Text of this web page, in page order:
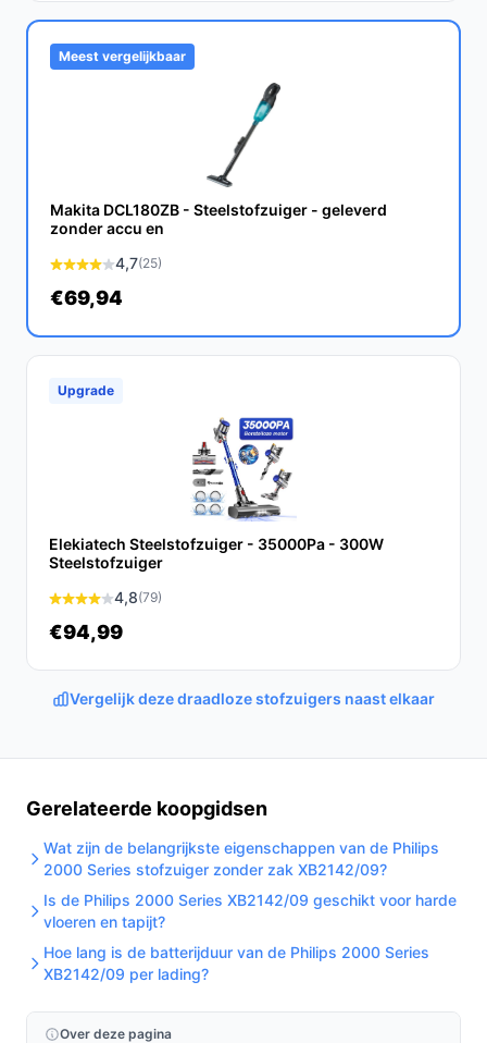
Jazeker! De krachtige zuigkracht en de speciaal
ontworpen borstelkop maken het perfect voor het
verwijderen van dierenharen van alle soorten
Wat zijn de belangrijkste verschillen met andere
De AG4100 onderscheidt zich door zijn krachtige
batterijduur in vergelijking met andere modellen.
Conclusie
De AG4100 Steelstofzuiger Draadloos is een
uitstekende keuze voor iedereen die op zoek is naar
een krachtige en praktische stofzuiger zonder zak.
Dankzij de lange gebruiksduur en gebruiksvriendelijke
functies, tilt deze stofzuiger je schoonmaakroutine naar
Ontdek alle specificaties en vergelijk prijzen op
bestedraadlozestofzuiger.nl. Kies bewust wat perfect
past bij jouw behoeften!
Meest vergelijkbaar
Makita DCL180ZB - Steelstofzuiger - geleverd
zonder accu en
4,7(25)
€69,94
Upgrade
Elekiatech Steelstofzuiger - 35000Pa - 300W
Steelstofzuiger
4,8(79)
€94,99
Vergelijk deze draadloze stofzuigers naast elkaar
Gerelateerde koopgidsen
Wat zijn de belangrijkste eigenschappen van de Philips
2000 Series stofzuiger zonder zak XB2142/09?
Is de Philips 2000 Series XB2142/09 geschikt voor harde
vloeren en tapijt?
Hoe lang is de batterijduur van de Philips 2000 Series
XB2142/09 per lading?
Over deze pagina